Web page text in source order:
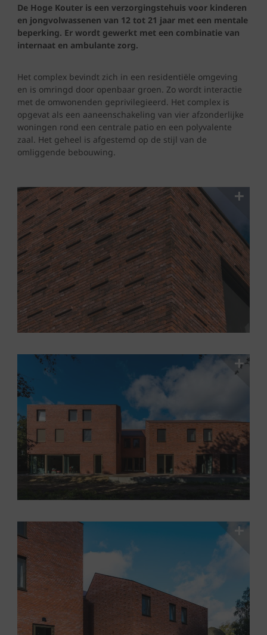
De Hoge Kouter is een verzorgingstehuis voor kinderen
en jongvolwassenen van 12 tot 21 jaar met een mentale
beperking. Er wordt gewerkt met een combinatie van
internaat en ambulante zorg.
Het complex bevindt zich in een residentiële omgeving
en is omringd door openbaar groen. Zo wordt interactie
met de omwonenden geprivilegieerd. Het complex is
opgevat als een aaneenschakeling van vier afzonderlijke
woningen rond een centrale patio en een polyvalente
zaal. Het geheel is afgestemd op de stijl van de
omliggende bebouwing.